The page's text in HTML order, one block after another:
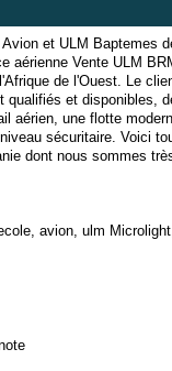
et ULM Baptemes
aérienne Vente ULM
de l'Ouest. Le
qualifiés et disponibles,
aérien, une flotte
sécuritaire. Voici
dont nous sommes
, avion, ulm Microlight